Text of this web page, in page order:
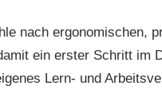
nach ergonomischen,
ein erster Schritt im
Lern- und